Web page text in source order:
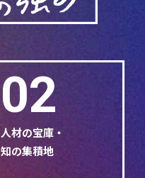
02
人材の宝庫・
知の集積地